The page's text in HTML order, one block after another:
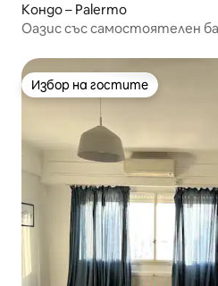
Кондо – Palermo
Оазис със самостоятелен
Избор на гостите
Избор на гостите